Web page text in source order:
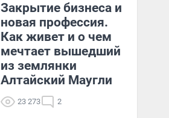
Закрытие бизнеса и
новая профессия.
Как живет и о чем
мечтает вышедший
из землянки
Алтайский Маугли
23 273 2